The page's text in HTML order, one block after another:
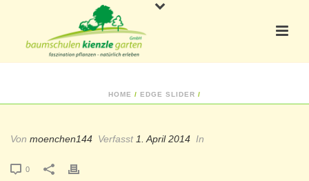
HOME / EDGE SLIDER /
Von moenchen144 Verfasst 1. April 2014 In
0